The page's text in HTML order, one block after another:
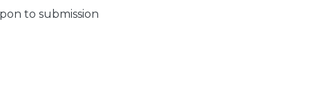
to submission